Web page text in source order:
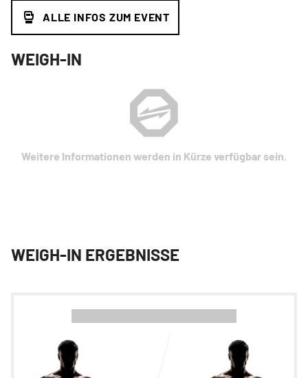
ALLE INFOS ZUM EVENT
WEIGH-IN
Weitere Informationen werden in Kürze verfügbar sein.
WEIGH-IN ERGEBNISSE